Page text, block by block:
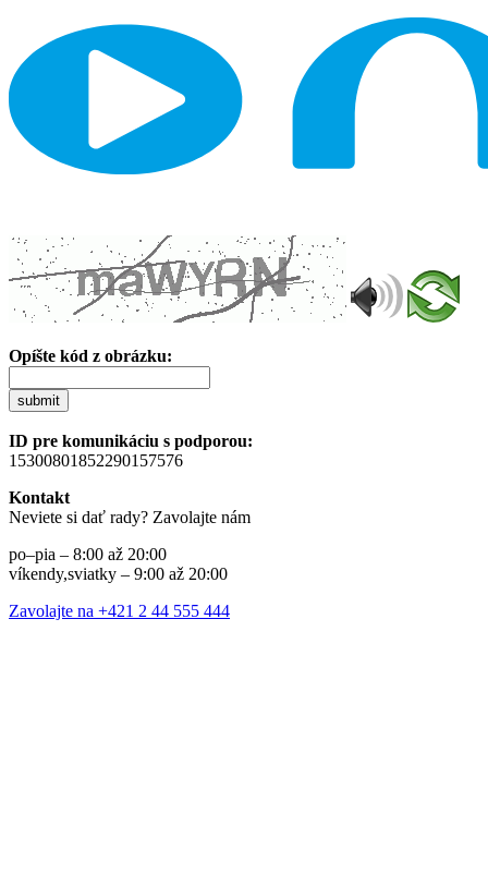
Opíšte kód z obrázku:
submit
ID pre komunikáciu s podporou:
15300801852290157576
Kontakt
Neviete si dať rady? Zavolajte nám
po–pia – 8:00 až 20:00
víkendy,sviatky – 9:00 až 20:00
Zavolajte na +421 2 44 555 444